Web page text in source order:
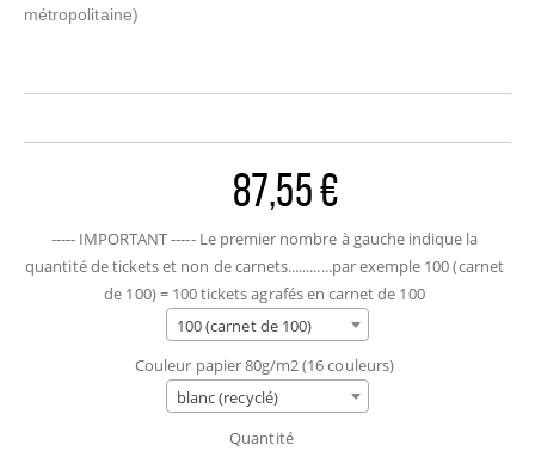
métropolitaine)
87,55 €
----- IMPORTANT ----- Le premier nombre à gauche indique la
quantité de tickets et non de carnets............par exemple 100 (carnet
de 100) = 100 tickets agrafés en carnet de 100
100 (carnet de 100)
Couleur papier 80g/m2 (16 couleurs)
blanc (recyclé)
Quantité